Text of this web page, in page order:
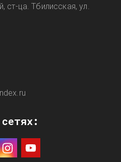
ст-ца. Тбилисская, ул.